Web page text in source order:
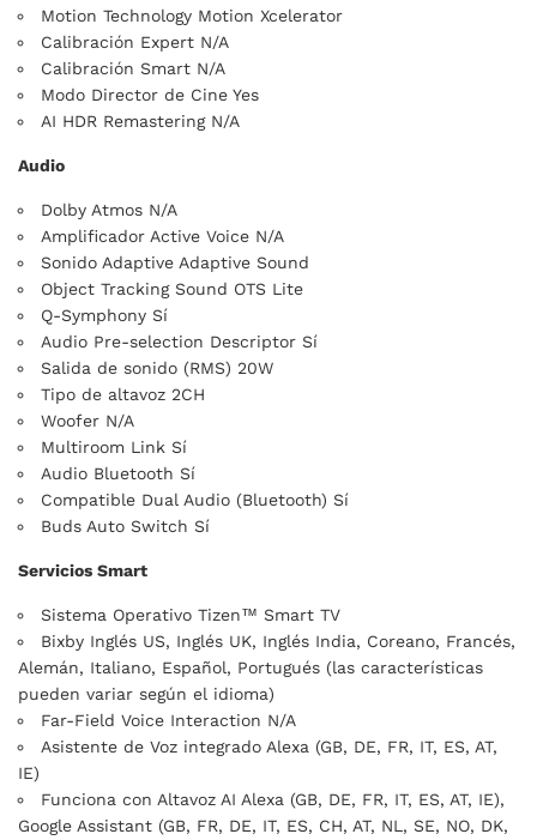
Motion Technology Motion Xcelerator
Calibración Expert N/A
Calibración Smart N/A
Modo Director de Cine Yes
AI HDR Remastering N/A
Audio
Dolby Atmos N/A
Amplificador Active Voice N/A
Sonido Adaptive Adaptive Sound
Object Tracking Sound OTS Lite
Q-Symphony Sí
Audio Pre-selection Descriptor Sí
Salida de sonido (RMS) 20W
Tipo de altavoz 2CH
Woofer N/A
Multiroom Link Sí
Audio Bluetooth Sí
Compatible Dual Audio (Bluetooth) Sí
Buds Auto Switch Sí
Servicios Smart
Sistema Operativo Tizen™ Smart TV
Bixby Inglés US, Inglés UK, Inglés India, Coreano, Francés,
Alemán, Italiano, Español, Portugués (las características
pueden variar según el idioma)
Far-Field Voice Interaction N/A
Asistente de Voz integrado Alexa (GB, DE, FR, IT, ES, AT,
IE)
Funciona con Altavoz AI Alexa (GB, DE, FR, IT, ES, AT, IE),
Google Assistant (GB, FR, DE, IT, ES, CH, AT, NL, SE, NO, DK,